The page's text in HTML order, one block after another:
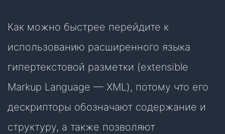
Как можно быстрее перейдите к
использованию расширенного языка
гипертекстовой разметки (extensible
Markup Language — XML), потому что его
дескрипторы обозначают содержание и
структуру, а также позволяют